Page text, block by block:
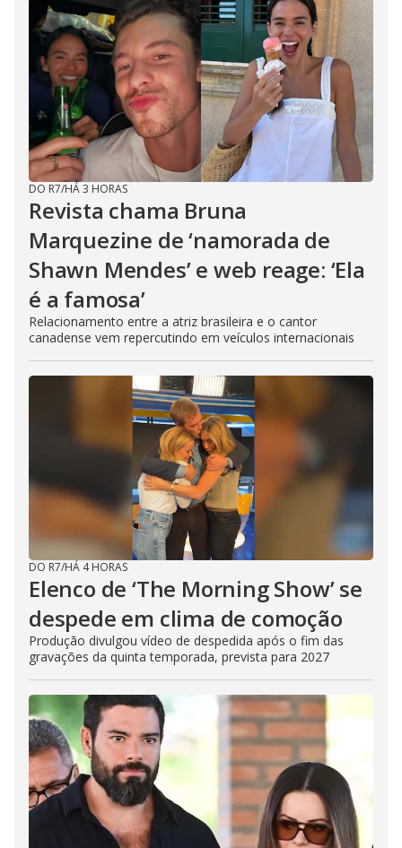
DO R7/HÁ 3 HORAS
Revista chama Bruna
Marquezine de ‘namorada de
Shawn Mendes’ e web reage: ‘Ela
é a famosa’
Relacionamento entre a atriz brasileira e o cantor
canadense vem repercutindo em veículos internacionais
DO R7/HÁ 4 HORAS
Elenco de ‘The Morning Show’ se
despede em clima de comoção
Produção divulgou vídeo de despedida após o fim das
gravações da quinta temporada, prevista para 2027